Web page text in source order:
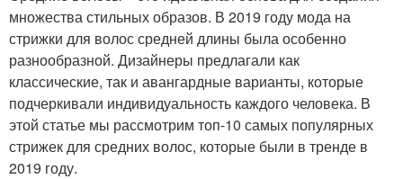
множества стильных образов. В 2019 году мода на
стрижки для волос средней длины была особенно
разнообразной. Дизайнеры предлагали как
классические, так и авангардные варианты, которые
подчеркивали индивидуальность каждого человека. В
этой статье мы рассмотрим топ-10 самых популярных
стрижек для средних волос, которые были в тренде в
2019 году.